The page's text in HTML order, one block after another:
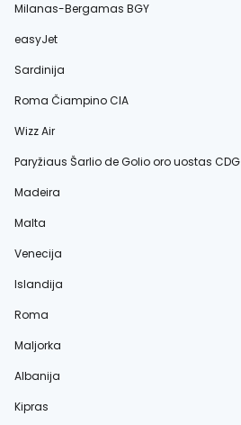
Milanas-Bergamas BGY
easyJet
Sardinija
Roma Čiampino CIA
Wizz Air
Paryžiaus Šarlio de Golio oro uostas CDG
Madeira
Malta
Venecija
Islandija
Roma
Maljorka
Albanija
Kipras